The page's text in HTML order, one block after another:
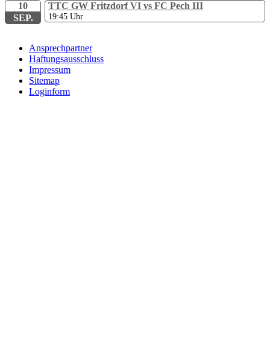
10
SEP.
TTC GW Fritzdorf VI vs FC Pech III
19:45 Uhr
Ansprechpartner
Haftungsausschluss
Impressum
Sitemap
Loginform